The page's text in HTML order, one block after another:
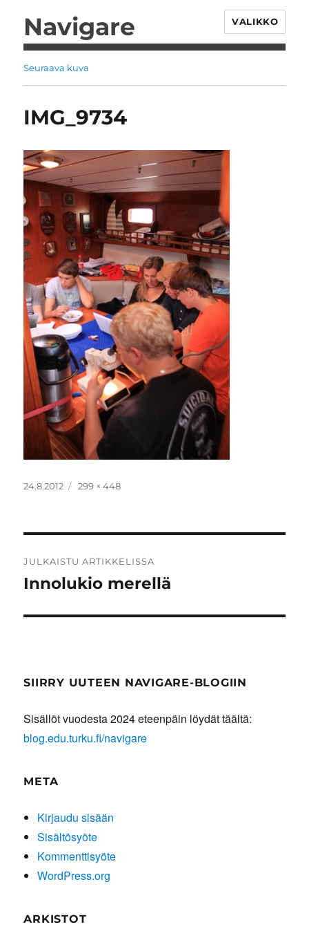
Navigare VALIKKO
Seuraava kuva
IMG_9734
Julkaistu
24.8.2012 Täysikokoinen
299 × 448
selaus
JULKAISTU ARTIKKELISSA
Innolukio merellä
SIIRRY UUTEEN NAVIGARE-BLOGIIN
Sisällöt vuodesta 2024 eteenpäin löydät täältä:
blog.edu.turku.fi/navigare
META
Kirjaudu sisään
Sisältösyöte
Kommenttisyöte
WordPress.org
ARKISTOT